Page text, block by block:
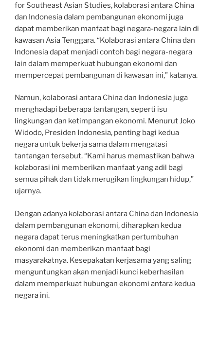
for Southeast Asian Studies, kolaborasi antara China
dan Indonesia dalam pembangunan ekonomi juga
dapat memberikan manfaat bagi negara-negara lain di
kawasan Asia Tenggara. “Kolaborasi antara China dan
Indonesia dapat menjadi contoh bagi negara-negara
lain dalam memperkuat hubungan ekonomi dan
mempercepat pembangunan di kawasan ini,” katanya.
Namun, kolaborasi antara China dan Indonesia juga
menghadapi beberapa tantangan, seperti isu
lingkungan dan ketimpangan ekonomi. Menurut Joko
Widodo, Presiden Indonesia, penting bagi kedua
negara untuk bekerja sama dalam mengatasi
tantangan tersebut. “Kami harus memastikan bahwa
kolaborasi ini memberikan manfaat yang adil bagi
semua pihak dan tidak merugikan lingkungan hidup,”
ujarnya.
Dengan adanya kolaborasi antara China dan Indonesia
dalam pembangunan ekonomi, diharapkan kedua
negara dapat terus meningkatkan pertumbuhan
ekonomi dan memberikan manfaat bagi
masyarakatnya. Kesepakatan kerjasama yang saling
menguntungkan akan menjadi kunci keberhasilan
dalam memperkuat hubungan ekonomi antara kedua
negara ini.